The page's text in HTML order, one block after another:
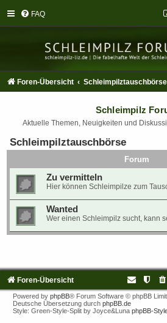
FAQ
Foren-Übersicht Schleimpilztauschbörse
Schleimpilz
Aktuelle Themen, Neuigkeiten und
Schleimpilztauschbörse
Forum
Zu vermitteln
Hier können Schleimpilze zum
Wanted
Wer einen Schleimpilz sucht, kann
Foren-Übersicht
Powered by phpBB® Forum Software © phpBB
Deutsche Übersetzung durch phpBB.de
Style: Green-Style-Split by Joyce&Luna phpBB-